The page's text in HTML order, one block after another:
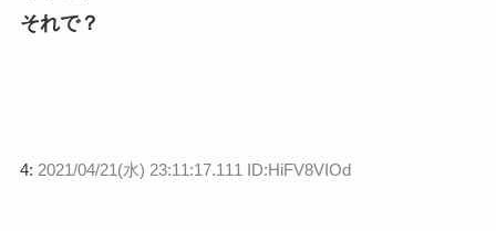
それで？
4: 2021/04/21(水) 23:11:17.111 ID:HiFV8VIOd